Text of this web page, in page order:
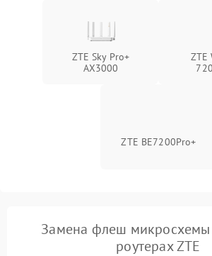
Повреждение кабелей
внутри устройства
Неисправность модуля
ZTE Sky Pro+
AX3000
ZTE
ZTE BE7200Pro+
Замена флеш микросхемы
роутерах ZTE